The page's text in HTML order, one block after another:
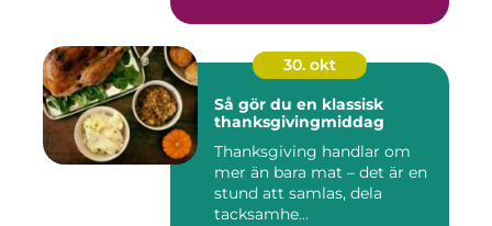
30. okt
Så gör du en klassisk
thanksgivingmiddag
Thanksgiving handlar om
mer än bara mat – det är en
stund att samlas, dela
tacksamhe...